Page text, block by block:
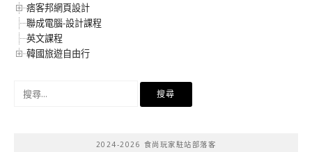
痞客邦網頁設計
聯成電腦-設計課程
英文課程
韓國旅遊自由行
2024-2026 食尚玩家駐站部落客